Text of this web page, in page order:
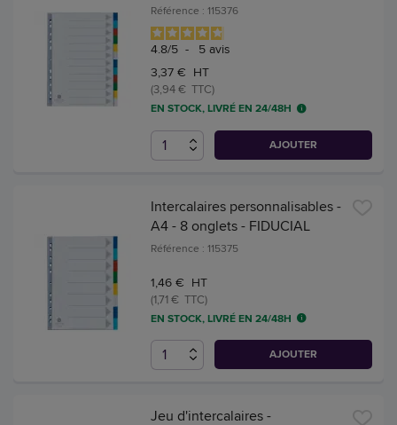
Référence : 115376
4.8/5 - 5 avis
3,37 € HT
(3,94 € TTC)
EN STOCK, LIVRÉ EN 24/48H
AJOUTER
Intercalaires personnalisables -
A4 - 8 onglets - FIDUCIAL
Référence : 115375
1,46 € HT
(1,71 € TTC)
EN STOCK, LIVRÉ EN 24/48H
AJOUTER
Jeu d'intercalaires -